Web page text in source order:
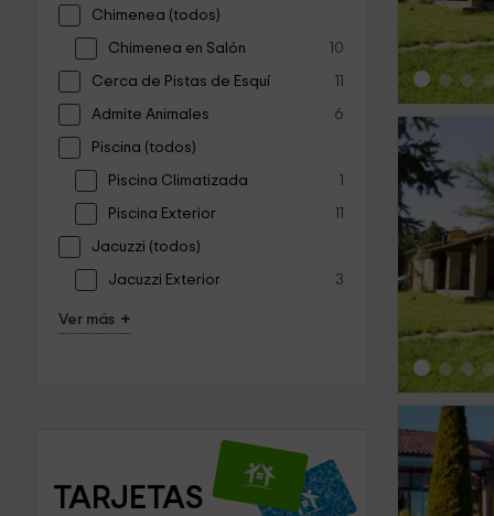
Chimenea (todos)
Chimenea en Salón 10
Cerca de Pistas de Esquí 11
Admite Animales 6
Piscina (todos)
Piscina Climatizada 1
Piscina Exterior 11
Jacuzzi (todos)
Jacuzzi Exterior 3
Ver más +
TARJETAS
‹